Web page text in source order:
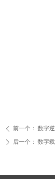
ꄴ 前一个： 数字
ꄲ 后一个： 数字